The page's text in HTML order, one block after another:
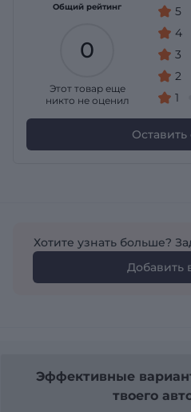
Общий рейтинг
0
Этот товар еще
никто не оценил
5
4
3
2
1
Оставить
Хотите узнать больше?
Добавить
Эффективные
твоего